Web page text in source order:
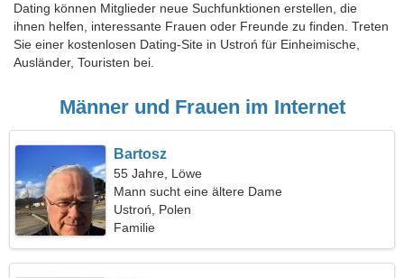
Dating können Mitglieder neue Suchfunktionen erstellen, die
ihnen helfen, interessante Frauen oder Freunde zu finden. Treten
Sie einer kostenlosen Dating-Site in Ustroń für Einheimische,
Ausländer, Touristen bei.
Männer und Frauen im Internet
Bartosz
55 Jahre, Löwe
Mann sucht eine ältere Dame
Ustroń, Polen
Familie